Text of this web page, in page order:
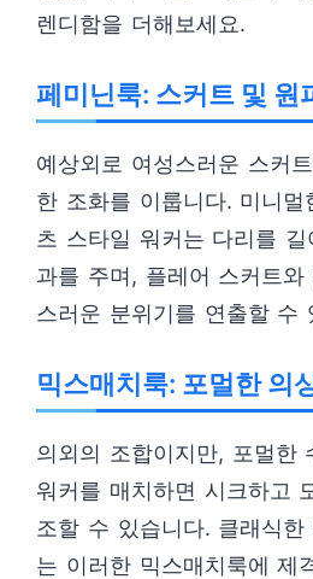
렌디함을 더해보세요.
페미닌룩: 스커트 및 원
예상외로 여성스러운 스커
한 조화를 이룹니다. 미니
츠 스타일 워커는 다리를
과를 주며, 플레어 스커트
스러운 분위기를 연출할 수
믹스매치룩: 포멀한 의
의외의 조합이지만, 포멀한
워커를 매치하면 시크하고
조할 수 있습니다. 클래식
는 이러한 믹스매치룩에 제